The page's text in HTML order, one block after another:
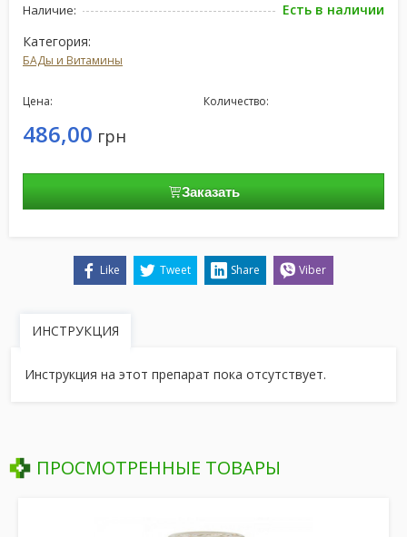
Наличие:
Есть в наличии
Категория:
БАДы и Витамины
Цена:
486,00 грн
Количество:
Заказать
Like Tweet Share Viber
ИНСТРУКЦИЯ
Инструкция на этот препарат пока отсутствует.
ПРОСМОТРЕННЫЕ ТОВАРЫ